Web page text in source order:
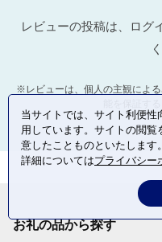
レビューの投稿は、ログ
※レビューは、個人の主観によ
お礼の品から探す
当サイトでは、サイト利便
用しています。サイトの閲覧
意したことものといたします。
詳細についてはプライバシー